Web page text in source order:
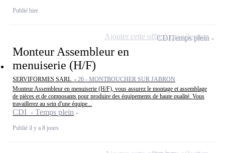
Publié hier
Monteur Assembleur en
menuiserie (H/F)
SERVIFORMES SARL - 26 - MONTBOUCHER SUR JABRON
Monteur Assembleur en menuiserie (H/F), vous assurez le montage et assemblage
de pièces et de composants pour produire des équipements de haute qualité. Vous
travaillerez au sein d'une équipe...
CDI - Temps plein
Publié il y a 8 jours
CDITemps plein
Ajouter cette offre à ma sélection